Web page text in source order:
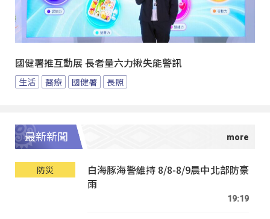
國健署推互動展 長者量六力揪失能警訊
生活 醫療 國健署 長照
最新新聞
防災
白海豚海警維持 8/8-8/9晨中北部防豪
雨
19:19